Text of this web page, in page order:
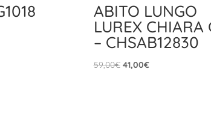
ABITO LUNGO
LUREX CHIARA
– CHSAB12830
59,00€ Il
41,00€Il